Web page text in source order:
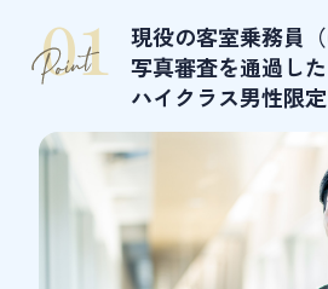
01
現役の客室乗務員
写真審査を通過した
ハイクラス男性限定